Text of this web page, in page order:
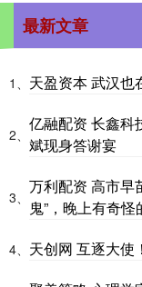
最新文章
1、 天盈资本 武汉也
2、
亿融配资 长鑫科
斌现身答谢宴
3、
万利配资 高市早
鬼”，晚上有奇怪
4、 天创网 互逐大使